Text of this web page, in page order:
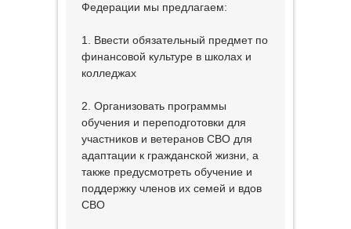
Федерации мы предлагаем:
1. Ввести обязательный предмет по
финансовой культуре в школах и
колледжах
2. Организовать программы
обучения и переподготовки для
участников и ветеранов СВО для
адаптации к гражданской жизни, а
также предусмотреть обучение и
поддержку членов их семей и вдов
СВО